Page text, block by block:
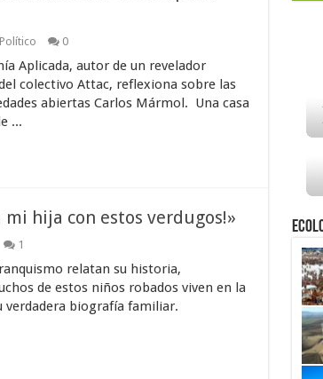
0
Aplicada, autor de un revelador
colectivo Attac, reflexiona sobre las
abiertas Carlos Mármol. Una casa
...
hija con estos verdugos!»
1
relatan su historia,
de estos niños robados viven en la
verdadera biografía familiar.